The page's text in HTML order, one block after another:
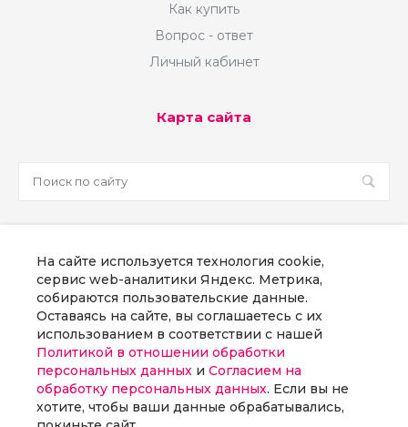
Как купить
Вопрос - ответ
Личный кабинет
Карта сайта
8 800 300 58 70
г. Москва, наб Пресненская, д. 8, стр. 1
Заказать звонок
На сайте используется технология cookie,
сервис web-аналитики Яндекс. Метрика,
собираются пользовательские данные.
Оставаясь на сайте, вы соглашаетесь с их
использованием в соответствии с нашей
Политикой в отношении обработки
персональных данных и Согласием на
обработку персональных данных. Если вы не
хотите, чтобы ваши данные обрабатывались,